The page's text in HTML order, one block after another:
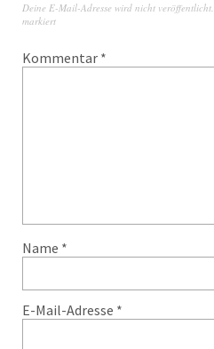
Deine E-Mail-Adresse wird nicht veröffentlicht.
markiert
Kommentar *
Name *
E-Mail-Adresse *